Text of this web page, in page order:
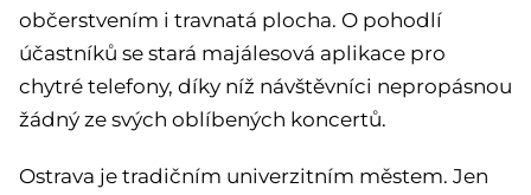
občerstvením i travnatá plocha. O pohodlí
účastníků se stará majálesová aplikace pro
chytré telefony, díky níž návštěvníci nepropásnou
žádný ze svých oblíbených koncertů.
Ostrava je tradičním univerzitním městem. Jen